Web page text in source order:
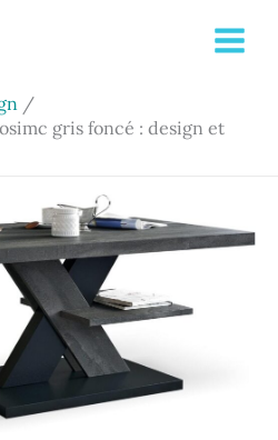
gris foncé : design et